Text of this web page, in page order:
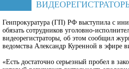
Генпрокуратура (ГП) РФ выступила с
обязать сотрудников уголовно-
видеорегистраторы, об этом сообщил
ведомства Александр Куренной в эфире
«Есть достаточно серьезный пробел в